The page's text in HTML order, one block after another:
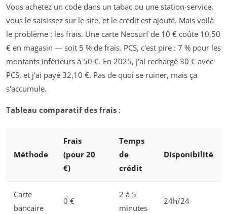
Vous achetez un code dans un tabac ou une station-service,
vous le saisissez sur le site, et le crédit est ajouté. Mais voilà
le problème : les frais. Une carte Neosurf de 10 € coûte 10,50
€ en magasin — soit 5 % de frais. PCS, c'est pire : 7 % pour les
montants inférieurs à 50 €. En 2025, j'ai rechargé 30 € avec
PCS, et j'ai payé 32,10 €. Pas de quoi se ruiner, mais ça
s'accumule.
Tableau comparatif des frais :
Méthode
Frais
(pour 20
€)
Temps
de
crédit
Disponibilité
Carte
bancaire
0 €
2 à 5
minutes
24h/24